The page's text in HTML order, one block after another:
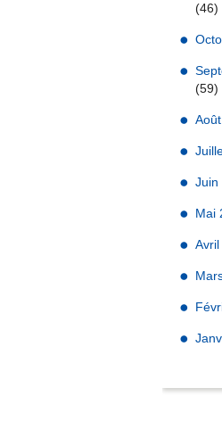
(46)
(59)
Juin
Mai